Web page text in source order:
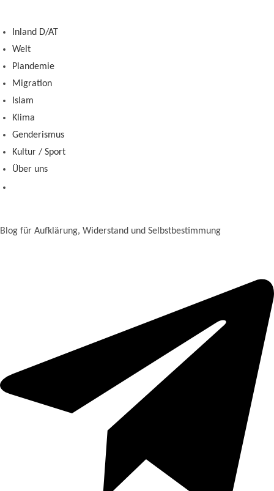
Inland D/AT
Welt
Plandemie
Migration
Islam
Klima
Genderismus
Kultur / Sport
Über uns
Blog für Aufklärung, Widerstand und Selbstbestimmung